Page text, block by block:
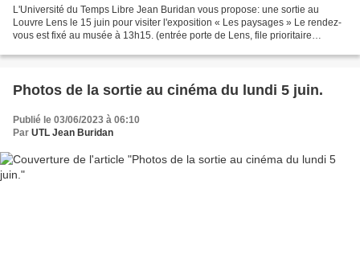
L'Université du Temps Libre Jean Buridan vous propose: une sortie au
Louvre Lens le 15 juin pour visiter l'exposition « Les paysages » Le rendez-
vous est fixé au musée à 13h15. (entrée porte de Lens, file prioritaire
Photos de la sortie au cinéma du lundi 5 juin.
Publié le 03/06/2023 à 06:10
Par UTL Jean Buridan